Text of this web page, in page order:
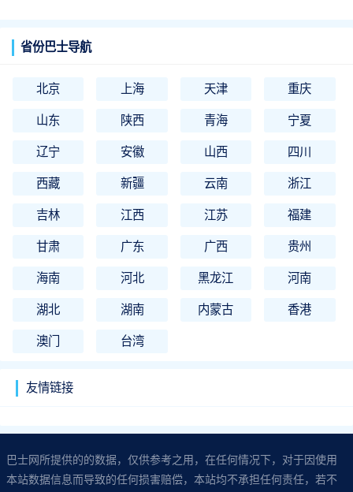
省份巴士导航
北京 上海 天津 重庆
山东 陕西 青海 宁夏
辽宁 安徽 山西 四川
西藏 新疆 云南 浙江
吉林 江西 江苏 福建
甘肃 广东 广西 贵州
海南 河北 黑龙江 河南
湖北 湖南 内蒙古 香港
澳门 台湾
友情链接
巴士网所提供的的数据，仅供参考之用，在任何情况下，对于因使用
本站数据信息而导致的任何损害赔偿，本站均不承担任何责任，若不